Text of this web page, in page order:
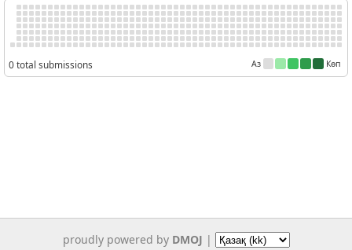
0 total submissions Аз Көп
proudly powered by DMOJ |